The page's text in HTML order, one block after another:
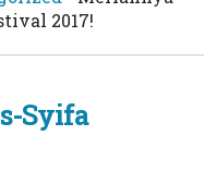
2017!
Syifa